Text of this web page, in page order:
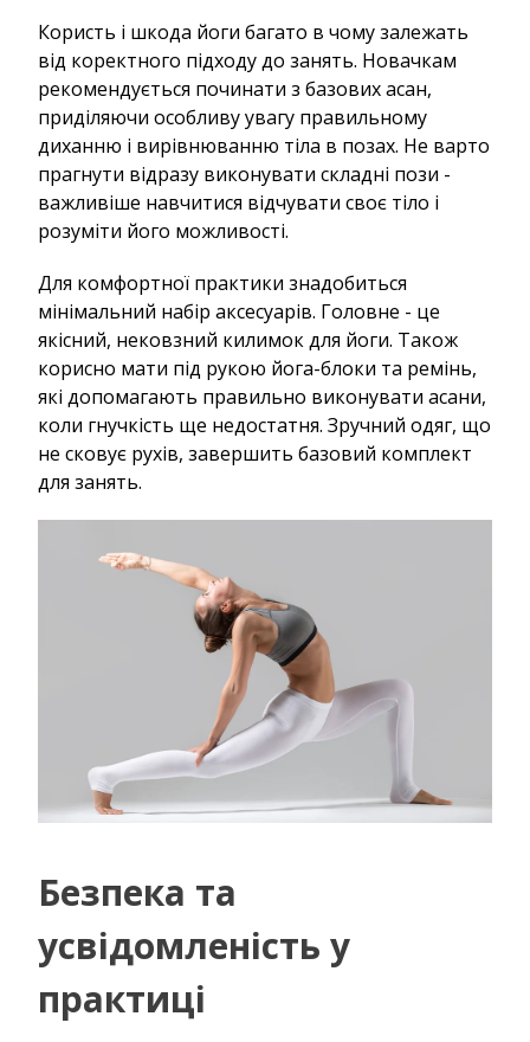
Користь і шкода йоги багато в чому залежать
від коректного підходу до занять. Новачкам
рекомендується починати з базових асан,
приділяючи особливу увагу правильному
диханню і вирівнюванню тіла в позах. Не варто
прагнути відразу виконувати складні пози -
важливіше навчитися відчувати своє тіло і
розуміти його можливості.
Для комфортної практики знадобиться
мінімальний набір аксесуарів. Головне - це
якісний, нековзний килимок для йоги. Також
корисно мати під рукою йога-блоки та ремінь,
які допомагають правильно виконувати асани,
коли гнучкість ще недостатня. Зручний одяг, що
не сковує рухів, завершить базовий комплект
для занять.
Безпека та
усвідомленість у
практиці